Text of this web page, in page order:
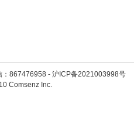
：867476958- 沪ICP备2021003998号
Comsenz Inc.